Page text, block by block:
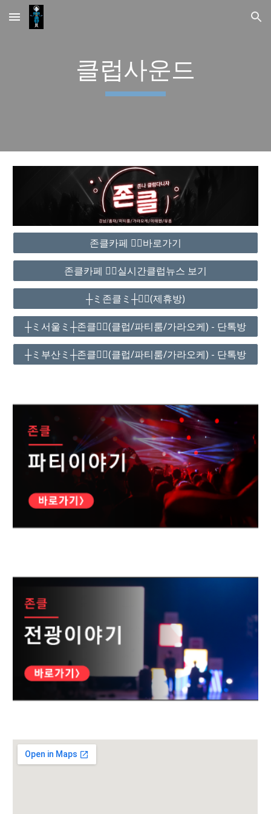
Skip to main content Skip to navigation
클럽사운드
존클카페 ❤️‍🔥바로가기
존클카페 ❤️‍🔥실시간클럽뉴스 보기
┼ミ존클ミ┼❤️‍🔥(제휴방)
┼ミ서울ミ┼존클❤️‍🔥(클럽/파티룸/가라오케) - 단톡방
┼ミ부산ミ┼존클❤️‍🔥(클럽/파티룸/가라오케) - 단톡방